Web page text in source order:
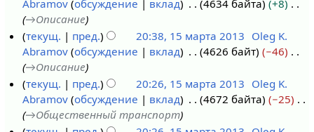
2
2
у
а
т
о
п
и
с
а
н
и
м
т
Abramov обсуждение вклад 4634 байта
+8
→Описание
м
текущ. пред. 20:38, 15 марта 2013 Oleg K.
Abramov обсуждение вклад 4626 байт
−46
→Описание
текущ.
пред. 20:26, 15 марта 2013 Oleg K.
Abramov обсуждение вклад 4672 байта
−25
→Общественный транспорт